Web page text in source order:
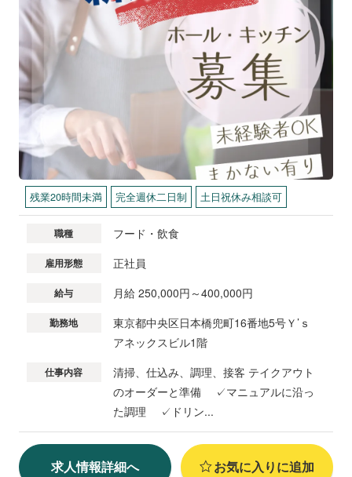
残業20時間未満 完全週休二日制 土日祝休み相談可
職種 フード・飲食
雇用形態 正社員
給与 月給 250,000円～400,000円
勤務地
東京都中央区日本橋兜町16番地5号Ｙ’ｓ
アネックスビル1階
仕事内容
清掃、仕込み、調理、接客 テイクアウト
のオーダーと準備 ✓マニュアルに沿っ
た調理 ✓ドリン...
求人情報詳細へ お気に入りに追加